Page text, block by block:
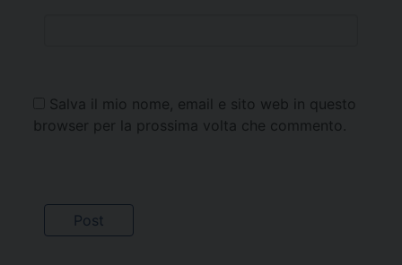
Salva il mio nome, email e sito web in questo
browser per la prossima volta che commento.